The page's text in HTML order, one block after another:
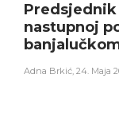
nastupnoj
Adna Brkić, 24. Maja